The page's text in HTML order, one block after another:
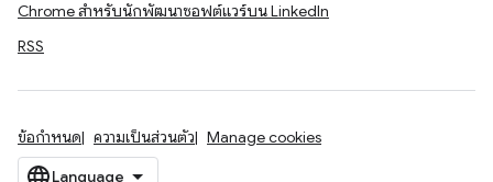
Chrome สำหรับนักพัฒนาซอฟต์แวร์บน LinkedIn
RSS
ข้อกำหนด ความเป็นส่วนตัว Manage cookies